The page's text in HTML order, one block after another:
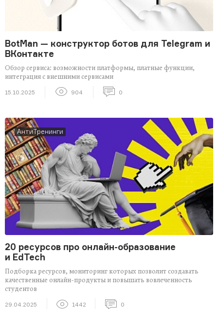
BotMan — конструктор ботов для Telegram и
ВКонтакте
Обзор сервиса: возможности платформы, платные функции,
интеграция с внешними сервисами
15.10.2025 904 0
АнтиТренинги
20 ресурсов про онлайн-образование
и EdTech
Подборка ресурсов, мониторинг которых позволит создавать
качественные онлайн-продукты и повышать вовлеченность
студентов
29.04.2025 1442 0